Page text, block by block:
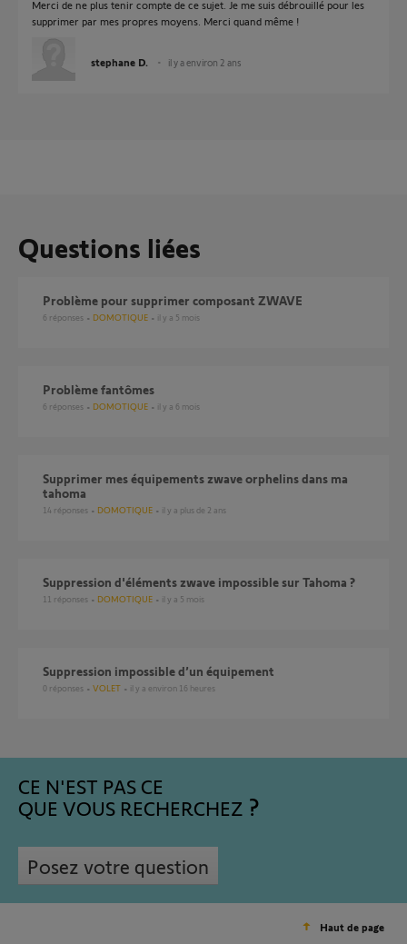
Merci de ne plus tenir compte de ce sujet. Je me suis débrouillé pour les
supprimer par mes propres moyens. Merci quand même !
stephane D. il y a environ 2 ans
Questions liées
Problème pour supprimer composant ZWAVE
6 réponses DOMOTIQUE il y a 5 mois
Problème fantômes
6 réponses DOMOTIQUE il y a 6 mois
Supprimer mes équipements zwave orphelins dans ma
tahoma
14 réponses DOMOTIQUE il y a plus de 2 ans
Suppression d'éléments zwave impossible sur Tahoma ?
11 réponses DOMOTIQUE il y a 5 mois
Suppression impossible d’un équipement
0 réponses VOLET il y a environ 16 heures
CE N'EST PAS CE
QUE VOUS RECHERCHEZ
Posez votre question
Haut de page